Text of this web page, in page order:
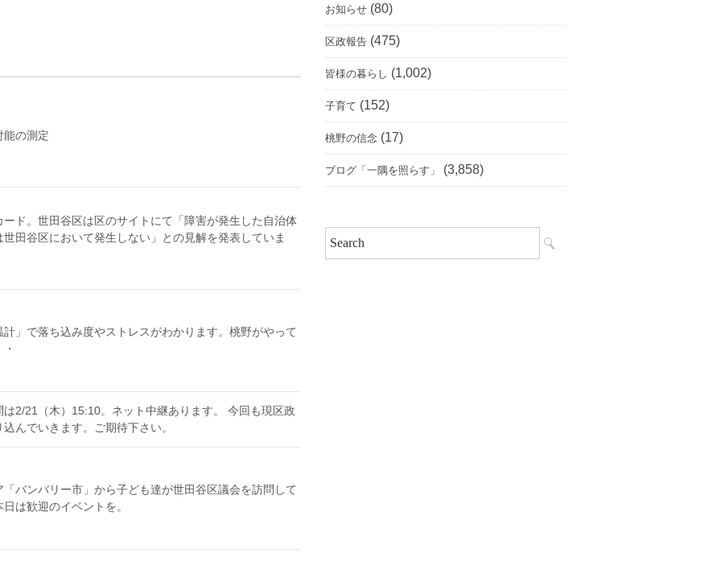
能の測定
ード。世田谷区は区のサイトにて「障害が発生した自治体
田谷区において発生しない」との見解を発表していま
」で落ち込み度やストレスがわかります。桃野がやって
は2/21（木）15:10。ネット中継あります。 今回も現区政
んでいきます。ご期待下さい。
バンバリー市」から子ども達が世田谷区議会を訪問して
は歓迎のイベントを。
お知らせ (80)
区政報告 (475)
皆様の暮らし (1,002)
子育て (152)
桃野の信念 (17)
ブログ「一隅を照らす」 (3,858)